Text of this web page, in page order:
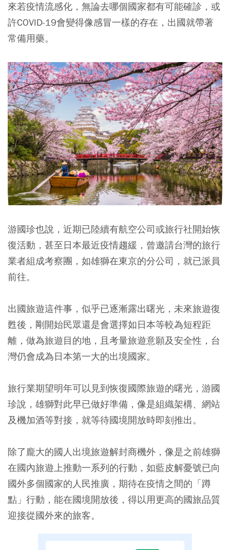
來若疫情流感化，無論去哪個國家都有可能確診，或
許COVID-19會變得像感冒一樣的存在，出國就帶著
常備用藥。
游國珍也說，近期已陸續有航空公司或旅行社開始恢
復活動，甚至日本最近疫情趨緩，曾邀請台灣的旅行
業者組成考察團，如雄獅在東京的分公司，就已派員
前往。
出國旅遊這件事，似乎已逐漸露出曙光，未來旅遊復
甦後，剛開始民眾還是會選擇如日本等較為短程距
離，做為旅遊目的地，且考量旅遊意願及安全性，台
灣仍會成為日本第一大的出境國家。
旅行業期望明年可以見到恢復國際旅遊的曙光，游國
珍說，雄獅對此早已做好準備，像是組織架構、網站
及機加酒等對接，就等待國境開放時即刻推出。
除了龐大的國人出境旅遊解封商機外，像是之前雄獅
在國內旅遊上推動一系列的行動，如藍皮解憂號已向
國外多個國家的人民推廣，期待在疫情之間的「蹲
點」行動，能在國境開放後，得以用更高的國旅品質
迎接從國外來的旅客。